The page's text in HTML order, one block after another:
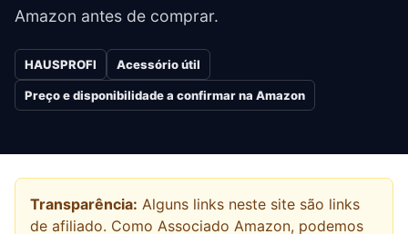
Amazon antes de comprar.
HAUSPROFI Acessório útil
Preço e disponibilidade a confirmar na Amazon
Transparência: Alguns links neste site são links
de afiliado. Como Associado Amazon, podemos